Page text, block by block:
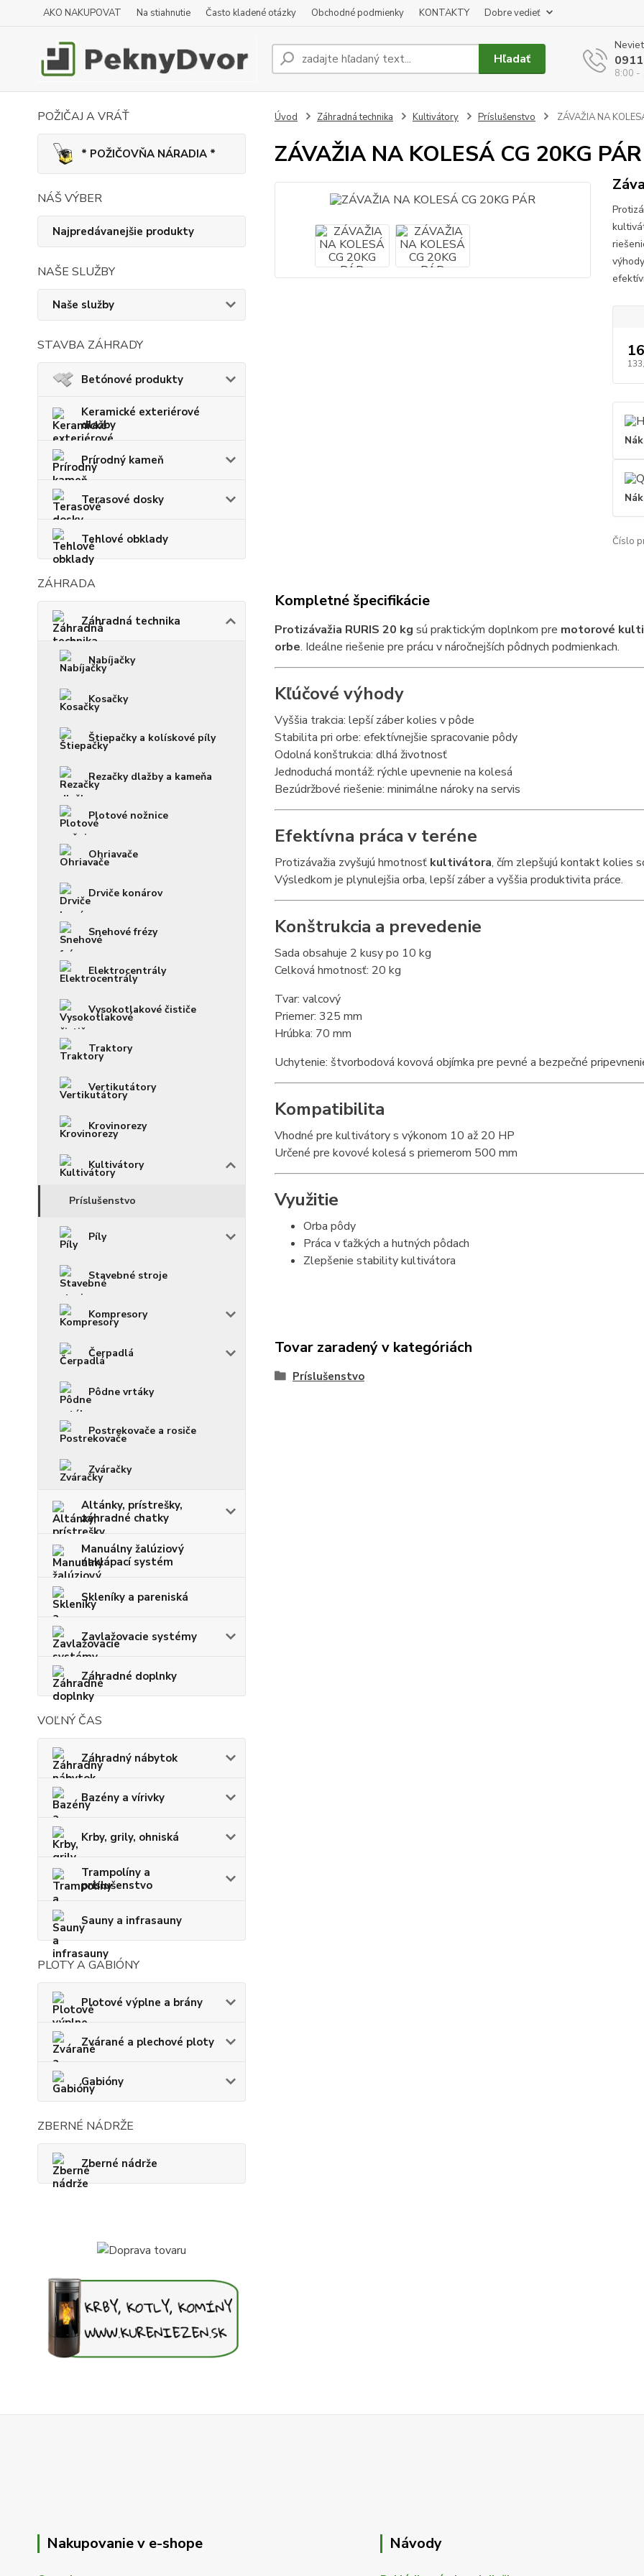
AKO NAKUPOVAT Na stiahnutie Často kladené otázky Obchodné podmienky KONTAKTY Dobre vedieť
Hľadať
8:00 -
POŽIČAJ A VRÁŤ
* POŽIČOVŇA NÁRADIA *
NÁŠ VÝBER
Najpredávanejšie produkty
NAŠE SLUŽBY
Naše služby
STAVBA ZÁHRADY
Betónové produkty
Keramické exteriérové
dlažby
Prírodný kameň
Terasové dosky
Tehlové obklady
ZÁHRADA
Záhradná technika
Nabíjačky
Kosačky
Štiepačky a kolískové píly
Rezačky dlažby a kameňa
Plotové nožnice
Ohriavače
Drviče konárov
Snehové frézy
Elektrocentrály
Vysokotlakové čističe
Traktory
Vertikutátory
Krovinorezy
Kultivátory
Príslušenstvo
Píly
Stavebné stroje
Kompresory
Čerpadlá
Pôdne vrtáky
Postrekovače a rosiče
Zváračky
Altánky, prístrešky,
záhradné chatky
Manuálny žalúziový
naklápací systém
Skleníky a pareniská
Zavlažovacie systémy
Záhradné doplnky
VOĽNÝ ČAS
Záhradný nábytok
Bazény a vírivky
Krby, grily, ohniská
Trampolíny a
príslušenstvo
Sauny a infrasauny
PLOTY A GABIÓNY
Plotové výplne a brány
Zvárané a plechové ploty
Gabióny
ZBERNÉ NÁDRŽE
Zberné nádrže
Úvod Záhradná technika Kultivátory Príslušenstvo ZÁVAŽIA NA
ZÁVAŽIA NA KOLESÁ CG 20KG PÁR
Číslo
Kompletné špecifikácie
Protizávažia RURIS 20 kg sú praktickým doplnkom pre motorové
orbe. Ideálne riešenie pre prácu v náročnejších pôdnych podmienkach.
Kľúčové výhody
Vyššia trakcia: lepší záber kolies v pôde
Stabilita pri orbe: efektívnejšie spracovanie pôdy
Odolná konštrukcia: dlhá životnosť
Jednoduchá montáž: rýchle upevnenie na kolesá
Bezúdržbové riešenie: minimálne nároky na servis
Efektívna práca v teréne
Protizávažia zvyšujú hmotnosť kultivátora, čím zlepšujú kontakt kolies
Výsledkom je plynulejšia orba, lepší záber a vyššia produktivita práce.
Konštrukcia a prevedenie
Sada obsahuje 2 kusy po 10 kg
Celková hmotnosť: 20 kg
Tvar: valcový
Priemer: 325 mm
Hrúbka: 70 mm
Uchytenie: štvorbodová kovová objímka pre pevné a bezpečné
Kompatibilita
Vhodné pre kultivátory s výkonom 10 až 20 HP
Určené pre kovové kolesá s priemerom 500 mm
Využitie
Orba pôdy
Práca v ťažkých a hutných pôdach
Zlepšenie stability kultivátora
Tovar zaradený v kategóriách
Príslušenstvo
Nakupovanie v e-shope Návody